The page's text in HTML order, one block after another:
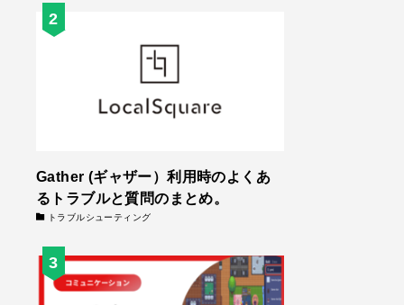
Gather (ギャザー）利用時のよくあ
るトラブルと質問のまとめ。
トラブルシューティング